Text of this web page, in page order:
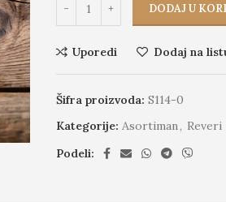
DODAJ U
Uporedi Dodaj na
Šifra proizvoda: S114-0
Kategorije: Asortiman, Reveri
Podeli: